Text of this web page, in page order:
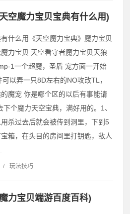
空魔力宝贝宝典有什么用)
什么用《天空魔力宝典》魔力宝贝
力宝贝 天空看守者魔力宝贝天狼
1一个超魔，圣盾 宠方面一开始
以弄一只8D左右的NO攻改TL，
魔宠 你是哪个区的以后有事能请
个魔力天空宝典，满好用的。1、
杀过去后就会被传到洞里，下到5
箱，在头目的房间里打钥匙，敌人
/ 玩法技巧
力宝贝端游百度百科)